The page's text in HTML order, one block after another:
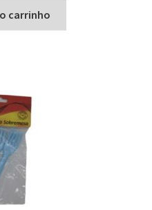
carrinho